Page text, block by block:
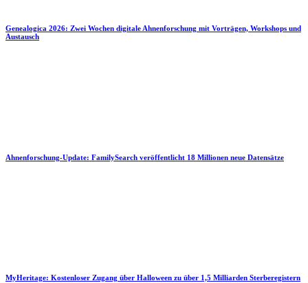
Genealogica 2026: Zwei Wochen digitale Ahnenforschung mit Vorträgen, Workshops und
Austausch
Ahnenforschung-Update: FamilySearch veröffentlicht 18 Millionen neue Datensätze
MyHeritage: Kostenloser Zugang über Halloween zu über 1,5 Milliarden Sterberegistern